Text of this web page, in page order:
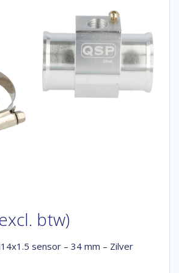
btw)
sensor – 34 mm – Zilver